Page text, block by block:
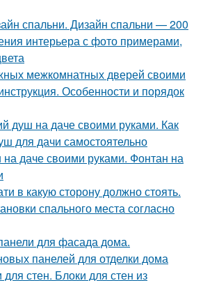
спальни. Дизайн спальни — 200
интерьера с фото примерами,
межкомнатных дверей своими
Особенности и порядок
душ на даче своими руками. Как
для дачи самостоятельно
даче своими руками. Фонтан на
в какую сторону должно стоять.
спального места согласно
для фасада дома.
панелей для отделки дома
стен. Блоки для стен из